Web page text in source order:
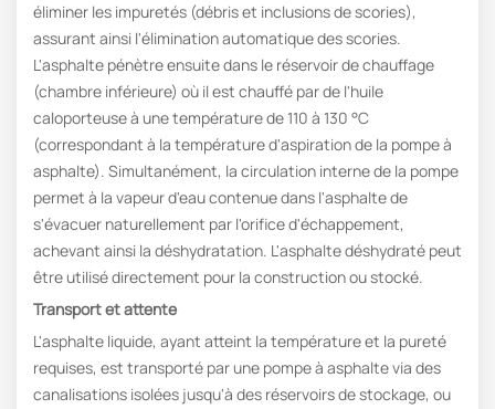
éliminer les impuretés (débris et inclusions de scories),
assurant ainsi l'élimination automatique des scories.
L'asphalte pénètre ensuite dans le réservoir de chauffage
(chambre inférieure) où il est chauffé par de l'huile
caloporteuse à une température de 110 à 130 °C
(correspondant à la température d'aspiration de la pompe à
asphalte). Simultanément, la circulation interne de la pompe
permet à la vapeur d'eau contenue dans l'asphalte de
s'évacuer naturellement par l'orifice d'échappement,
achevant ainsi la déshydratation. L'asphalte déshydraté peut
être utilisé directement pour la construction ou stocké.
Transport et attente
L'asphalte liquide, ayant atteint la température et la pureté
requises, est transporté par une pompe à asphalte via des
canalisations isolées jusqu'à des réservoirs de stockage, ou